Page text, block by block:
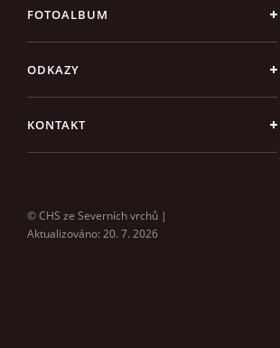
FOTOALBUM
ODKAZY
KONTAKT
© CHS ze Severních vrchů |
Aktualizováno: 20. 7. 2026